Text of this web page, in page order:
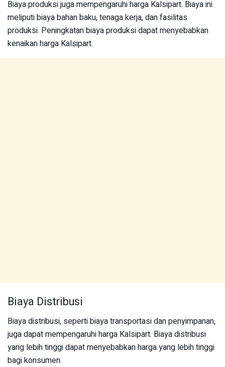
Biaya produksi juga mempengaruhi harga Kalsipart. Biaya ini
meliputi biaya bahan baku, tenaga kerja, dan fasilitas
produksi. Peningkatan biaya produksi dapat menyebabkan
kenaikan harga Kalsipart.
Biaya Distribusi
Biaya distribusi, seperti biaya transportasi dan penyimpanan,
juga dapat mempengaruhi harga Kalsipart. Biaya distribusi
yang lebih tinggi dapat menyebabkan harga yang lebih tinggi
bagi konsumen.